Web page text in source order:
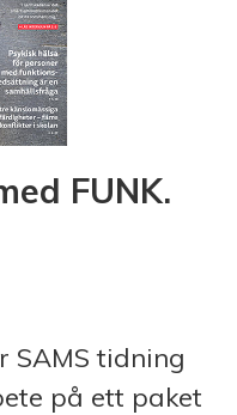
FUNK.
SAMS tidning
på ett paket